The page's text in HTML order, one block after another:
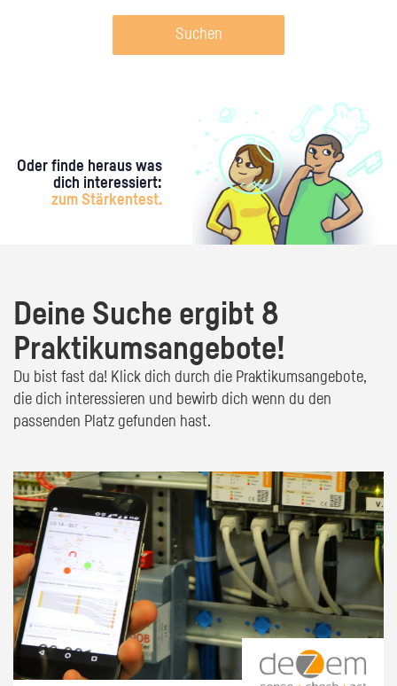
Suchen
Oder finde heraus was
dich interessiert:
zum Stärkentest.
Deine Suche ergibt 8
Praktikumsangebote!
Du bist fast da! Klick dich durch die Praktikumsangebote,
die dich interessieren und bewirb dich wenn du den
passenden Platz gefunden hast.